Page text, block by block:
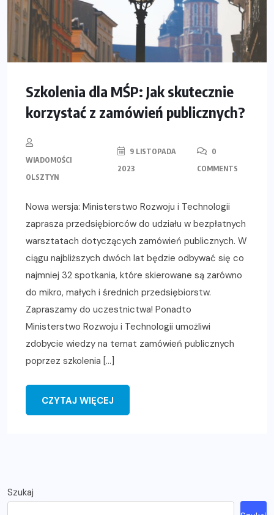
Szkolenia dla MŚP: Jak skutecznie
korzystać z zamówień publicznych?
WIADOMOŚCI
OLSZTYN
9 LISTOPADA
2023
0
COMMENTS
Nowa wersja: Ministerstwo Rozwoju i Technologii
zaprasza przedsiębiorców do udziału w bezpłatnych
warsztatach dotyczących zamówień publicznych. W
ciągu najbliższych dwóch lat będzie odbywać się co
najmniej 32 spotkania, które skierowane są zarówno
do mikro, małych i średnich przedsiębiorstw.
Zapraszamy do uczestnictwa! Ponadto
Ministerstwo Rozwoju i Technologii umożliwi
zdobycie wiedzy na temat zamówień publicznych
poprzez szkolenia […]
CZYTAJ WIĘCEJ
Szukaj